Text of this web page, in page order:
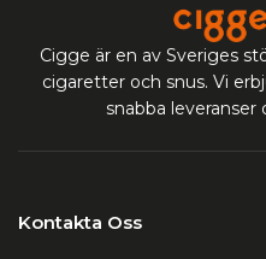
Cigge är en av Sveriges
cigaretter och snus. Vi
snabba leveranser
Kontakta Oss